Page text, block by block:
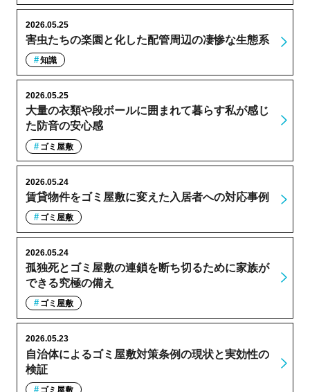
害虫たちの楽園と化した配管周辺の凄惨な生態系
2026.05.25
知識
大量の衣類や段ボールに囲まれて暮らす私が感じ
た防音の安心感
2026.05.25
ゴミ屋敷
賃貸物件をゴミ屋敷に変えた入居者への対応事例
2026.05.24
ゴミ屋敷
孤独死とゴミ屋敷の連鎖を断ち切るために家族が
できる究極の備え
2026.05.24
ゴミ屋敷
自治体によるゴミ屋敷対策条例の現状と実効性の
検証
2026.05.23
ゴミ屋敷